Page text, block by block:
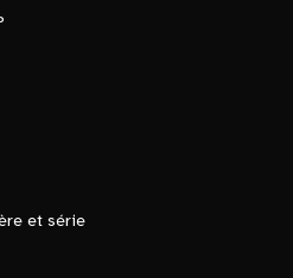
et série